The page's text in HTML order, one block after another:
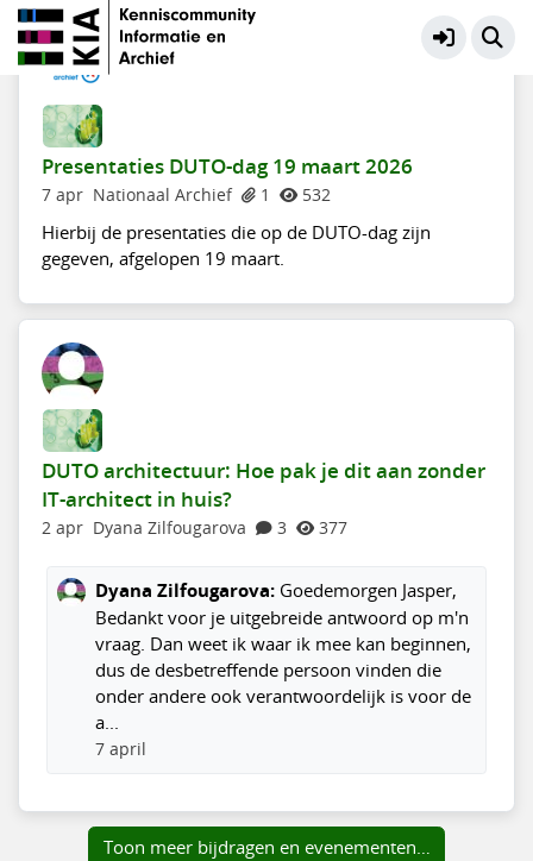
DUTO - vraag het team DUTO!
Presentaties DUTO-dag 19 maart 2026
7 apr Nationaal Archief 1 532
Hierbij de presentaties die op de DUTO-dag zijn
gegeven, afgelopen 19 maart.
DUTO architectuur: Hoe pak je dit aan zonder
IT-architect in huis?
2 apr Dyana Zilfougarova 3 377
Dyana Zilfougarova: Goedemorgen Jasper,
Bedankt voor je uitgebreide antwoord op m'n
vraag. Dan weet ik waar ik mee kan beginnen,
dus de desbetreffende persoon vinden die
onder andere ook verantwoordelijk is voor de
a...
7 april
Toon meer bijdragen en evenementen…